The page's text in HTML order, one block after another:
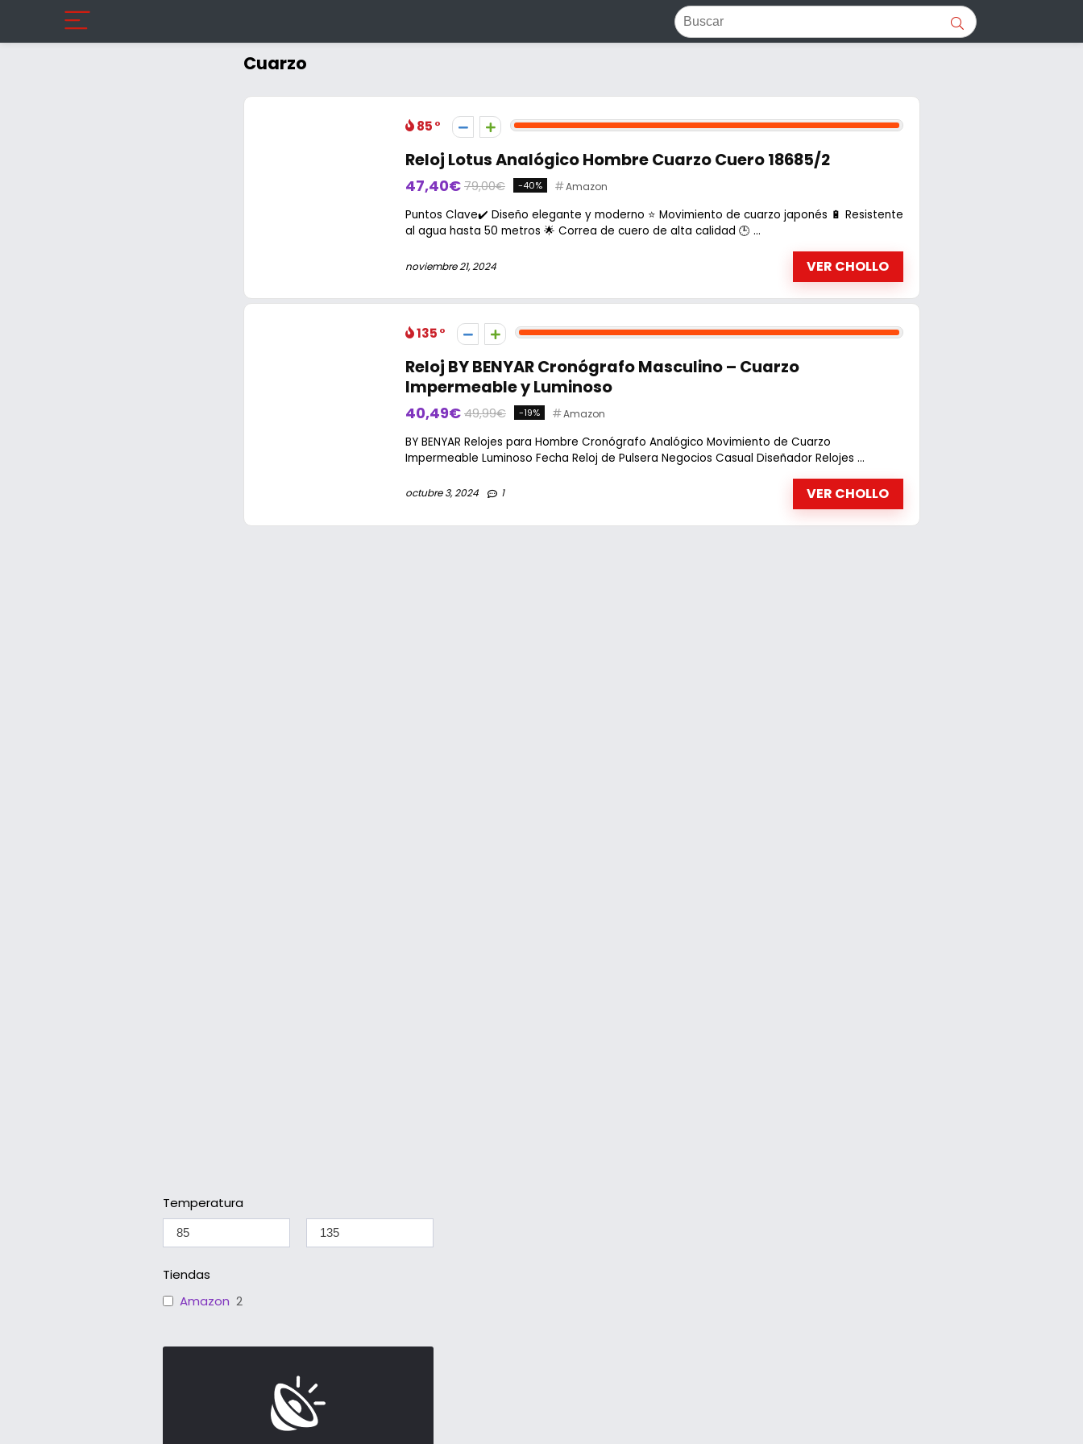
Cuarzo
85
Reloj Lotus Analógico Hombre Cuarzo Cuero 18685/2
47,40€ 79,00€ -40% Amazon
Puntos Clave✔️ Diseño elegante y moderno ⭐ Movimiento de cuarzo japonés 🔋 Resistente
al agua hasta 50 metros 🌟 Correa de cuero de alta calidad 🕒 ...
noviembre 21, 2024 VER CHOLLO
135
Reloj BY BENYAR Cronógrafo Masculino – Cuarzo
Impermeable y Luminoso
40,49€ 49,99€ -19% Amazon
BY BENYAR Relojes para Hombre Cronógrafo Analógico Movimiento de Cuarzo
Impermeable Luminoso Fecha Reloj de Pulsera Negocios Casual Diseñador Relojes ...
octubre 3, 2024 1 VER CHOLLO
Temperatura
Tiendas
Amazon 2